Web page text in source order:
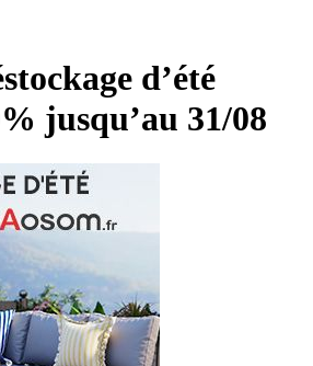
d’été
jusqu’au 31/08